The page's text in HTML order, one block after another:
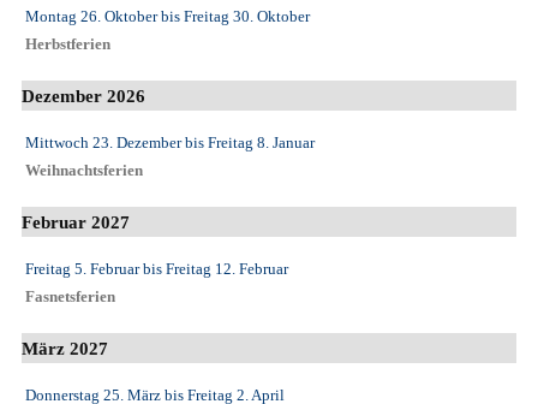
Montag 26. Oktoberbis Freitag 30. Oktober
Herbstferien
Dezember 2026
Mittwoch 23. Dezemberbis Freitag 8. Januar
Weihnachtsferien
Februar 2027
Freitag 5. Februarbis Freitag 12. Februar
Fasnetsferien
März 2027
Donnerstag 25. März bis Freitag 2. April